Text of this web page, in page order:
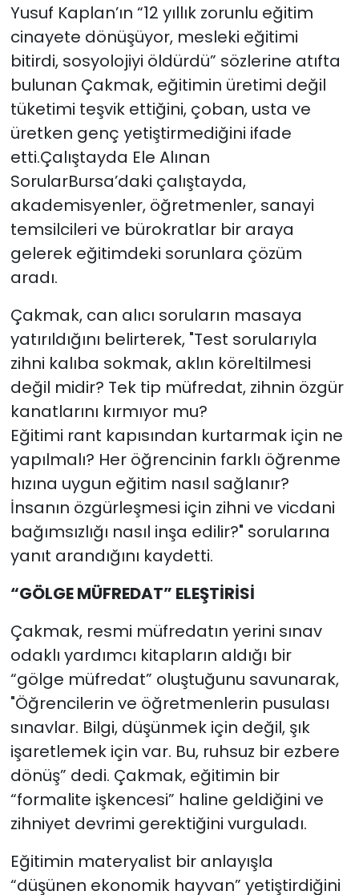
Yusuf Kaplan’ın “12 yıllık zorunlu eğitim
cinayete dönüşüyor, mesleki eğitimi
bitirdi, sosyolojiyi öldürdü” sözlerine atıfta
bulunan Çakmak, eğitimin üretimi değil
tüketimi teşvik ettiğini, çoban, usta ve
üretken genç yetiştirmediğini ifade
etti.Çalıştayda Ele Alınan
SorularBursa’daki çalıştayda,
akademisyenler, öğretmenler, sanayi
temsilcileri ve bürokratlar bir araya
gelerek eğitimdeki sorunlara çözüm
aradı.
Çakmak, can alıcı soruların masaya
yatırıldığını belirterek, "Test sorularıyla
zihni kalıba sokmak, aklın köreltilmesi
değil midir? Tek tip müfredat, zihnin özgür
kanatlarını kırmıyor mu?
Eğitimi rant kapısından kurtarmak için ne
yapılmalı? Her öğrencinin farklı öğrenme
hızına uygun eğitim nasıl sağlanır?
İnsanın özgürleşmesi için zihni ve vicdani
bağımsızlığı nasıl inşa edilir?" sorularına
yanıt arandığını kaydetti.
“GÖLGE MÜFREDAT” ELEŞTİRİSİ
Çakmak, resmi müfredatın yerini sınav
odaklı yardımcı kitapların aldığı bir
“gölge müfredat” oluştuğunu savunarak,
"Öğrencilerin ve öğretmenlerin pusulası
sınavlar. Bilgi, düşünmek için değil, şık
işaretlemek için var. Bu, ruhsuz bir ezbere
dönüş” dedi. Çakmak, eğitimin bir
“formalite işkencesi” haline geldiğini ve
zihniyet devrimi gerektiğini vurguladı.
Eğitimin materyalist bir anlayışla
“düşünen ekonomik hayvan” yetiştirdiğini